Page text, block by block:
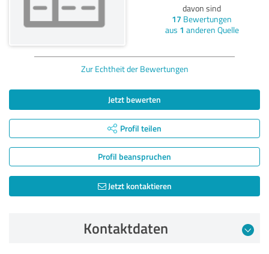
davon sind
17 Bewertungen
aus 1 anderen Quelle
Zur Echtheit der Bewertungen
Jetzt bewerten
Profil teilen
Profil beanspruchen
Jetzt kontaktieren
Kontaktdaten